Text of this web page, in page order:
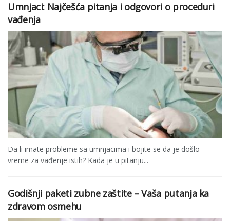
Umnjaci: Najčešća pitanja i odgovori o proceduri
vađenja
Da li imate probleme sa umnjacima i bojite se da je došlo
vreme za vađenje istih? Kada je u pitanju...
Godišnji paketi zubne zaštite – Vaša putanja ka
zdravom osmehu